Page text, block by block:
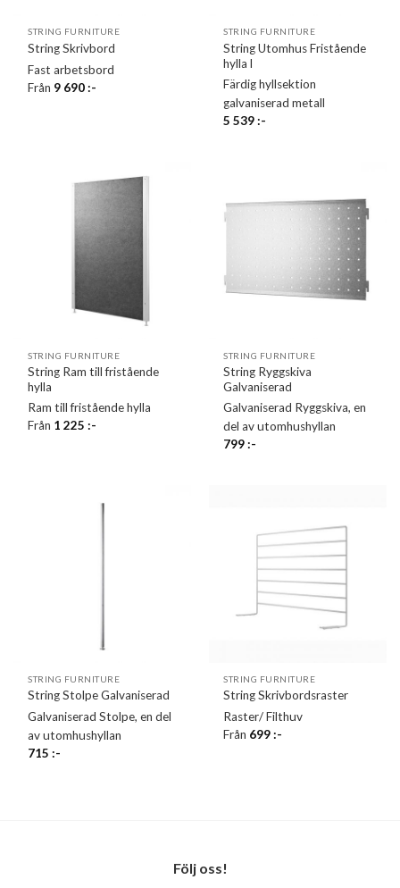
STRING FURNITURE
String Skrivbord
Fast arbetsbord
Från 9 690:-
STRING FURNITURE
String Utomhus Fristående
hylla l
Färdig hyllsektion
galvaniserad metall
5 539:-
STRING FURNITURE
String Ram till fristående
hylla
Ram till fristående hylla
Från 1 225:-
STRING FURNITURE
String Ryggskiva
Galvaniserad
Galvaniserad Ryggskiva, en
del av utomhushyllan
799:-
STRING FURNITURE
String Stolpe Galvaniserad
Galvaniserad Stolpe, en del
av utomhushyllan
715:-
STRING FURNITURE
String Skrivbordsraster
Raster/ Filthuv
Från 699:-
Följ oss!